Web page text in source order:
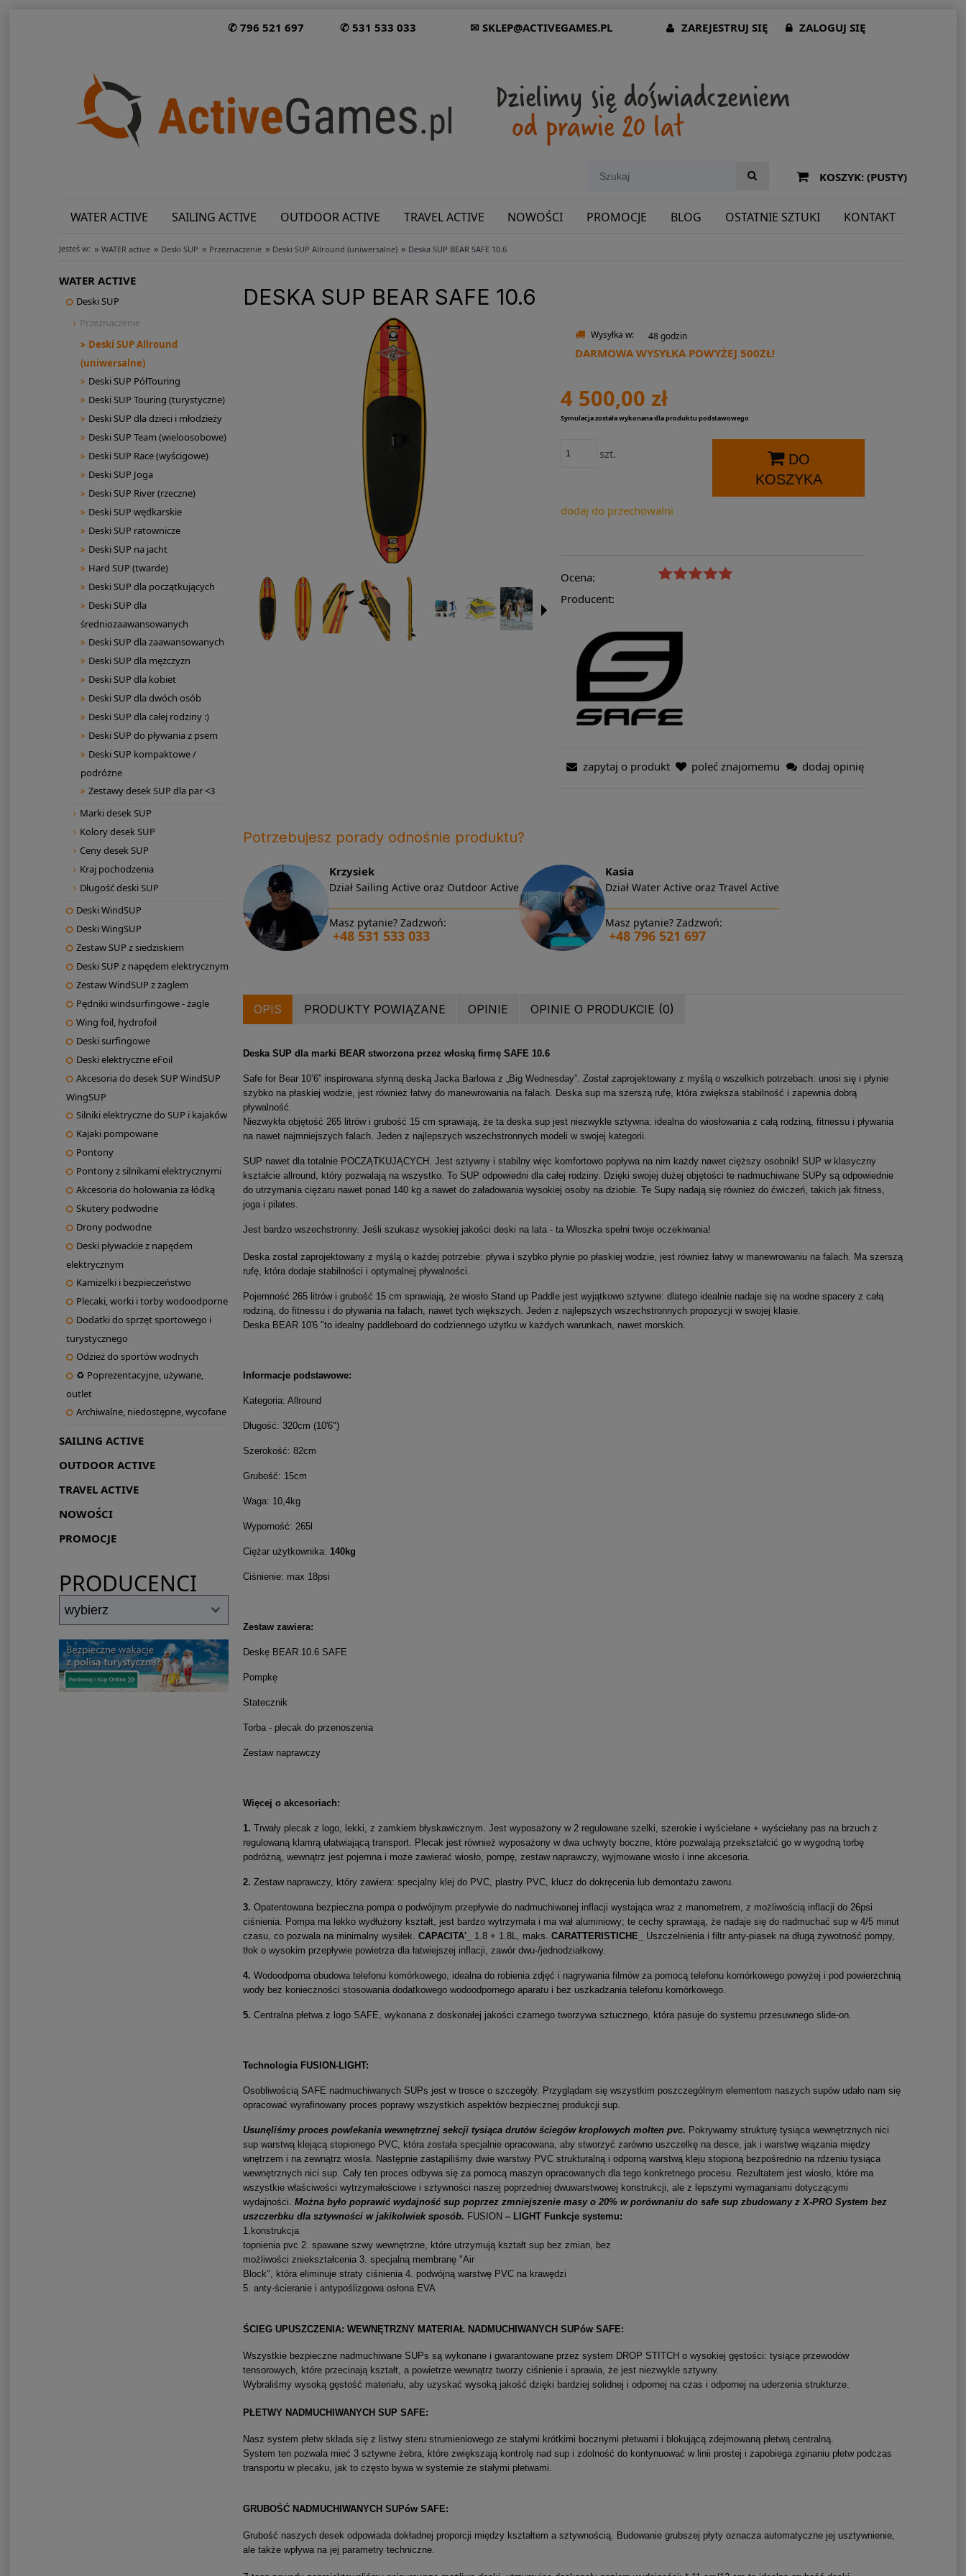
✆ 796 521 697 ✆ 531 533 033 ✉ SKLEP@ACTIVEGAMES.PL ZAREJESTRUJ SIĘ ZALOGUJ SIĘ
KOSZYK: (PUSTY)
WATER ACTIVE SAILING ACTIVE OUTDOOR ACTIVE TRAVEL ACTIVE NOWOŚCI PROMOCJE BLOG OSTATNIE SZTUKI KONTAKT
SHOWROOM: ODWIEDŹ NAS NA ŚLĄSKU!
Jesteś w: » WATER active » Deski SUP » Przeznaczenie » Deski SUP Allround (uniwersalne) » Deska SUP BEAR SAFE 10.6
WATER ACTIVE
Deski SUP
Przeznaczenie
Deski SUP Allround
(uniwersalne)
Deski SUP PółTouring
Deski SUP Touring (turystyczne)
Deski SUP dla dzieci i młodzieży
Deski SUP Team (wieloosobowe)
Deski SUP Race (wyścigowe)
Deski SUP Joga
Deski SUP River (rzeczne)
Deski SUP wędkarskie
Deski SUP ratownicze
Deski SUP na jacht
Hard SUP (twarde)
Deski SUP dla początkujących
Deski SUP dla
średniozaawansowanych
Deski SUP dla zaawansowanych
Deski SUP dla mężczyzn
Deski SUP dla kobiet
Deski SUP dla dwóch osób
Deski SUP dla całej rodziny :)
Deski SUP do pływania z psem
Deski SUP kompaktowe /
podróżne
Zestawy desek SUP dla par <3
Marki desek SUP
Kolory desek SUP
Ceny desek SUP
Kraj pochodzenia
Długość deski SUP
Deski WindSUP
Deski WingSUP
Zestaw SUP z siedziskiem
Deski SUP z napędem elektrycznym
Zestaw WindSUP z żaglem
Pędniki windsurfingowe - żagle
Wing foil, hydrofoil
Deski surfingowe
Deski elektryczne eFoil
Akcesoria do desek SUP WindSUP
WingSUP
Silniki elektryczne do SUP i kajaków
Kajaki pompowane
Pontony
Pontony z silnikami elektrycznymi
Akcesoria do holowania za łódką
Skutery podwodne
Drony podwodne
Deski pływackie z napędem
elektrycznym
Kamizelki i bezpieczeństwo
Plecaki, worki i torby wodoodporne
Dodatki do sprzęt sportowego i
turystycznego
Odzież do sportów wodnych
♻ Poprezentacyjne, używane,
outlet
Archiwalne, niedostępne, wycofane
SAILING ACTIVE
OUTDOOR ACTIVE
TRAVEL ACTIVE
NOWOŚCI
PROMOCJE
PRODUCENCI
DESKA SUP BEAR SAFE 10.6
Wysyłka w: 48 godzin
DARMOWA WYSYŁKA POWYŻEJ 500ZŁ!
4 500,00 zł
Symulacja została wykonana dla produktu podstawowego
szt.
DO
KOSZYKA
dodaj do przechowalni
Ocena:
Producent:
zapytaj o produkt poleć znajomemu dodaj opinię
Potrzebujesz porady odnośnie produktu?
Krzysiek
Dział Sailing Active oraz Outdoor Active
Masz pytanie? Zadzwoń:
+48 531 533 033
Kasia
Dział Water Active oraz Travel Active
Masz pytanie? Zadzwoń:
+48 796 521 697
OPIS PRODUKTY POWIĄZANE OPINIE OPINIE O PRODUKCIE (0)
Deska SUP dla marki BEAR stworzona przez włoską firmę SAFE 10.6
Safe for Bear 10’6” inspirowana słynną deską Jacka Barlowa z „Big Wednesday”. Został zaprojektowany z myślą o wszelkich potrzebach: unosi się i płynie
szybko na płaskiej wodzie, jest również łatwy do manewrowania na falach. Deska sup ma szerszą rufę, która zwiększa stabilność i zapewnia dobrą
pływalność.
Niezwykła objętość 265 litrów i grubość 15 cm sprawiają, że ta deska sup jest niezwykle sztywna: idealna do wiosłowania z całą rodziną, fitnessu i pływania
na nawet najmniejszych falach. Jeden z najlepszych wszechstronnych modeli w swojej kategorii.
SUP nawet dla totalnie POCZĄTKUJĄCYCH. Jest sztywny i stabilny więc komfortowo popływa na nim każdy nawet cięższy osobnik! SUP w klasyczny
kształcie allround, który pozwalają na wszystko. To SUP odpowiedni dla całej rodziny. Dzięki swojej dużej objętości te nadmuchiwane SUPy są odpowiednie
do utrzymania ciężaru nawet ponad 140 kg a nawet do załadowania wysokiej osoby na dziobie. Te Supy nadają się również do ćwiczeń, takich jak fitness,
joga i pilates.
Jest bardzo wszechstronny. Jeśli szukasz wysokiej jakości deski na lata - ta Włoszka spełni twoje oczekiwania!
Deska został zaprojektowany z myślą o każdej potrzebie: pływa i szybko płynie po płaskiej wodzie, jest również łatwy w manewrowaniu na falach. Ma szerszą
rufę, która dodaje stabilności i optymalnej pływalności.
Pojemność 265 litrów i grubość 15 cm sprawiają, że wiosło Stand up Paddle jest wyjątkowo sztywne: dlatego idealnie nadaje się na wodne spacery z całą
rodziną, do fitnessu i do pływania na falach, nawet tych większych. Jeden z najlepszych wszechstronnych propozycji w swojej klasie.
Deska BEAR 10'6 "to idealny paddleboard do codziennego użytku w każdych warunkach, nawet morskich.
Informacje podstawowe:
Kategoria: Allround
Długość: 320cm (10'6")
Szerokość: 82cm
Grubość: 15cm
Waga: 10,4kg
Wyporność: 265l
Ciężar użytkownika: 140kg
Ciśnienie: max 18psi
Zestaw zawiera:
Deskę BEAR 10.6 SAFE
Pompkę
Statecznik
Torba - plecak do przenoszenia
Zestaw naprawczy
Więcej o akcesoriach:
1. Trwały plecak z logo, lekki, z zamkiem błyskawicznym. Jest wyposażony w 2 regulowane szelki, szerokie i wyściełane + wyściełany pas na brzuch z
regulowaną klamrą ułatwiającą transport. Plecak jest również wyposażony w dwa uchwyty boczne, które pozwalają przekształcić go w wygodną torbę
podróżną, wewnątrz jest pojemna i może zawierać wiosło, pompę, zestaw naprawczy, wyjmowane wiosło i inne akcesoria.
2. Zestaw naprawczy, który zawiera: specjalny klej do PVC, plastry PVC, klucz do dokręcenia lub demontażu zaworu.
3. Opatentowana bezpieczna pompa o podwójnym przepływie do nadmuchiwanej inflacji wystająca wraz z manometrem, z możliwością inflacji do 26psi
ciśnienia. Pompa ma lekko wydłużony kształt, jest bardzo wytrzymała i ma wał aluminiowy; te cechy sprawiają, że nadaje się do nadmuchać sup w 4/5 minut
czasu, co pozwala na minimalny wysiłek. CAPACITA'_ 1.8 + 1.8L, maks. CARATTERISTICHE_
Uszczelnienia i filtr anty-piasek na długą żywotność pompy,
tłok o wysokim przepływie powietrza dla łatwiejszej inflacji, zawór dwu-/jednodziałkowy.
4. Wodoodporna obudowa telefonu komórkowego, idealna do robienia zdjęć i nagrywania filmów za pomocą telefonu komórkowego powyżej i pod powierzchnią
wody bez konieczności stosowania dodatkowego wodoodpornego aparatu i bez uszkadzania telefonu komórkowego.
5. Centralna płetwa z logo SAFE, wykonana z doskonałej jakości czarnego tworzywa sztucznego, która pasuje do systemu przesuwnego slide-on.
Technologia FUSION-LIGHT:
Osobliwością SAFE nadmuchiwanych SUPs jest w trosce o szczegóły. Przyglądam się wszystkim poszczególnym elementom naszych supów udało nam się
opracować wyrafinowany proces poprawy wszystkich aspektów bezpiecznej produkcji sup.
Usunęliśmy proces powlekania wewnętrznej sekcji tysiąca drutów ściegów kroplowych molten pvc. Pokrywamy strukturę tysiąca wewnętrznych nici
sup warstwą klejącą stopionego PVC, która została specjalnie opracowana, aby stworzyć zarówno uszczelkę na desce, jak i warstwę wiązania między
wnętrzem i na zewnątrz wiosła. Następnie zastąpiliśmy dwie warstwy PVC strukturalną i odporną warstwą kleju stopioną bezpośrednio na rdzeniu tysiąca
wewnętrznych nici sup. Cały ten proces odbywa się za pomocą maszyn opracowanych dla tego konkretnego procesu. Rezultatem jest wiosło, które ma
wszystkie właściwości wytrzymałościowe i sztywności naszej poprzedniej dwuwarstwowej konstrukcji, ale z lepszymi wymaganiami dotyczącymi
wydajności. Można było poprawić wydajność sup poprzez zmniejszenie masy o 20% w porównaniu do safe sup zbudowany z X-PRO System bez
uszczerbku dla sztywności w jakikolwiek sposób. FUSION – LIGHT Funkcje systemu:
1.konstrukcja
topnienia pvc 2. spawane szwy wewnętrzne, które utrzymują kształt sup bez zmian, bez
możliwości zniekształcenia 3. specjalną membranę "Air
Block", która eliminuje straty ciśnienia 4. podwójną warstwę PVC na krawędzi
5. anty-ścieranie i antypoślizgowa osłona EVA
ŚCIEG UPUSZCZENIA: WEWNĘTRZNY MATERIAŁ NADMUCHIWANYCH SUPów SAFE:
Wszystkie bezpieczne nadmuchiwane SUPs są wykonane i gwarantowane przez system DROP STITCH o wysokiej gęstości: tysiące przewodów
tensorowych, które przecinają kształt, a powietrze wewnątrz tworzy ciśnienie i sprawia, że jest niezwykle sztywny.
Wybraliśmy wysoką gęstość materiału, aby uzyskać wysoką jakość dzięki bardziej solidnej i odpornej na czas i odpornej na uderzenia strukturze.
PŁETWY NADMUCHIWANYCH SUP SAFE:
Nasz system płetw składa się z listwy steru strumieniowego ze stałymi krótkimi bocznymi płetwami i blokującą zdejmowaną płetwą centralną.
System ten pozwala mieć 3 sztywne żebra, które zwiększają kontrolę nad sup i zdolność do kontynuować w linii prostej i zapobiega zginaniu płetw podczas
transportu w plecaku, jak to często bywa w systemie ze stałymi płetwami.
GRUBOŚĆ NADMUCHIWANYCH SUPów SAFE:
Grubość naszych desek odpowiada dokładnej proporcji między kształtem a sztywnością. Budowanie grubszej płyty oznacza automatyczne jej usztywnienie,
ale także wpływa na jej parametry techniczne.